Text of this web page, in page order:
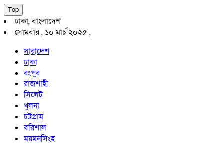
Top
ঢাকা, বাংলাদেশ
সোমবার , ১০ মার্চ ২০২৫ ,
সারাদেশ
ঢাকা
রংপুর
রাজশাহী
সিলেট
খুলনা
চট্টগ্রাম
বরিশাল
ময়মনসিংহ